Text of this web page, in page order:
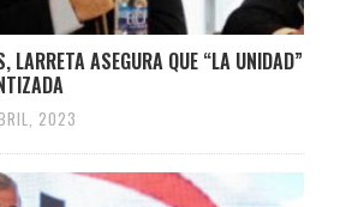
LARRETA ASEGURA QUE “LA UNIDAD”
2023